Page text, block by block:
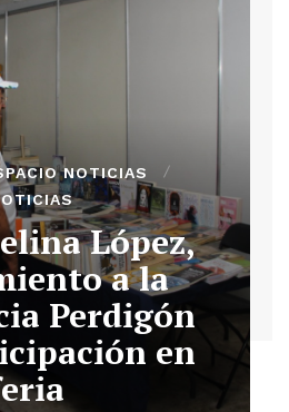
NOTICIAS
López,
a la
Perdigón
en